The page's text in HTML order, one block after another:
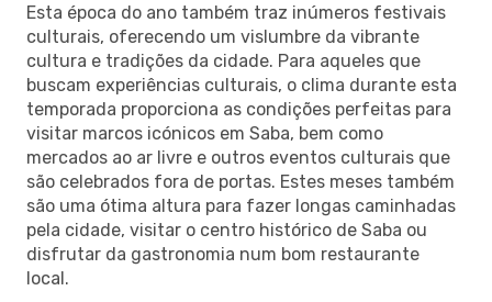
Esta época do ano também traz inúmeros festivais
culturais, oferecendo um vislumbre da vibrante
cultura e tradições da cidade. Para aqueles que
buscam experiências culturais, o clima durante esta
temporada proporciona as condições perfeitas para
visitar marcos icónicos em Saba, bem como
mercados ao ar livre e outros eventos culturais que
são celebrados fora de portas. Estes meses também
são uma ótima altura para fazer longas caminhadas
pela cidade, visitar o centro histórico de Saba ou
disfrutar da gastronomia num bom restaurante
local.